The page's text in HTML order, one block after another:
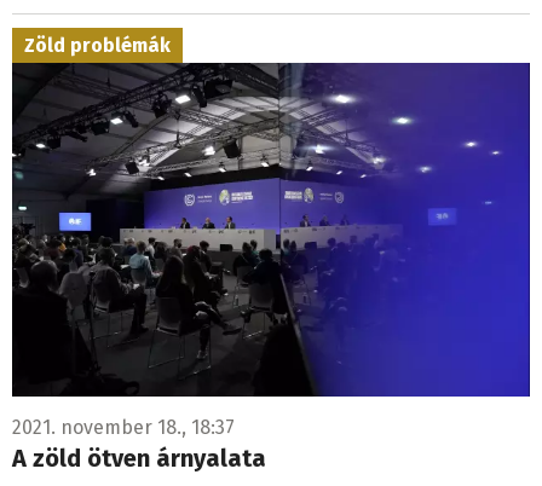
Zöld problémák
2021. november 18., 18:37
A zöld ötven árnyalata